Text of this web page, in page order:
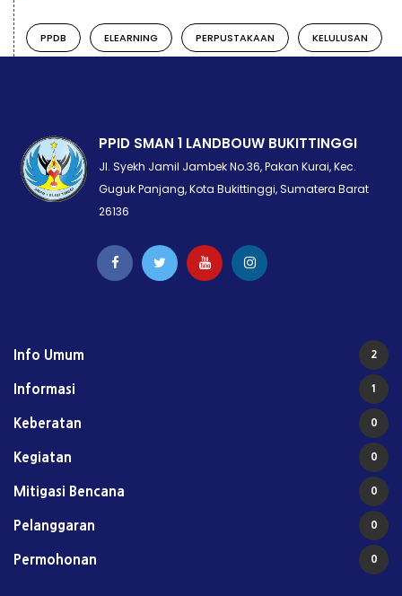
PPDB ELEARNING PERPUSTAKAAN KELULUSAN
PPID SMAN 1 LANDBOUW BUKITTINGGI
Jl. Syekh Jamil Jambek No.36, Pakan Kurai, Kec.
Guguk Panjang, Kota Bukittinggi, Sumatera Barat
26136
Info Umum 2
Informasi 1
Keberatan 0
Kegiatan 0
Mitigasi Bencana 0
Pelanggaran 0
Permohonan 0